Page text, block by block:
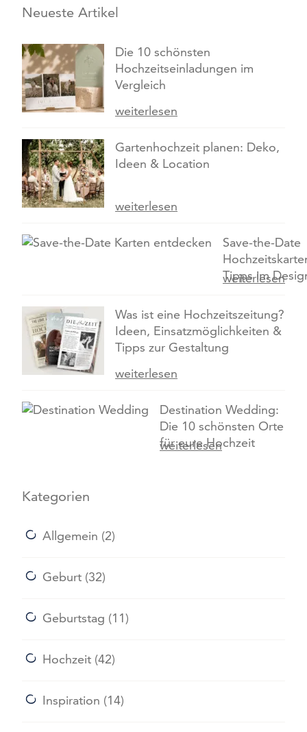
Neueste Artikel
Die 10 schönsten
Hochzeitseinladungen im
Vergleich
weiterlesen
Gartenhochzeit planen: Deko,
Ideen & Location
weiterlesen
Save-the-Date
Tipps im
weiterlesen
Was ist eine Hochzeitszeitung?
Ideen, Einsatzmöglichkeiten &
Tipps zur Gestaltung
weiterlesen
Destination Wedding:
Die 10 schönsten Orte
für eure Hochzeit
weiterlesen
Kategorien
Allgemein (2)
Geburt (32)
Geburtstag (11)
Hochzeit (42)
Inspiration (14)